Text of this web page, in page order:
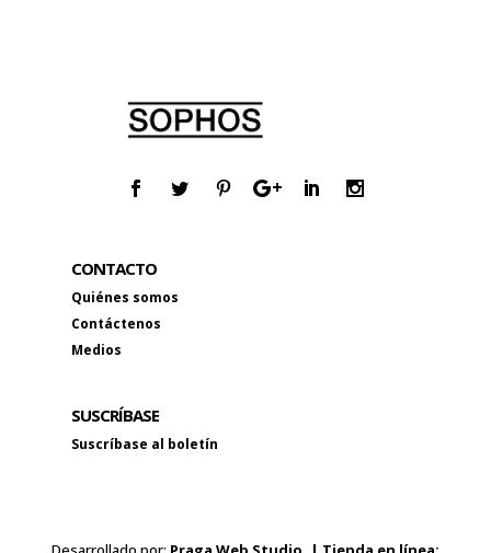
CONTACTO
Quiénes somos
Contáctenos
Medios
SUSCRÍBASE
Suscríbase al boletín